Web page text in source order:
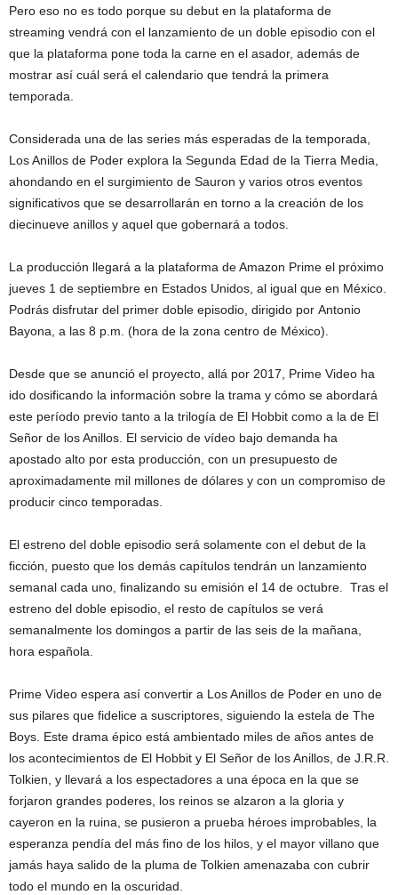
Pero eso no es todo porque su debut en la plataforma de
streaming vendrá con el lanzamiento de un doble episodio con el
que la plataforma pone toda la carne en el asador, además de
mostrar así cuál será el calendario que tendrá la primera
temporada.
Considerada una de las series más esperadas de la temporada,
Los Anillos de Poder explora la Segunda Edad de la Tierra Media,
ahondando en el surgimiento de Sauron y varios otros eventos
significativos que se desarrollarán en torno a la creación de los
diecinueve anillos y aquel que gobernará a todos.
La producción llegará a la plataforma de Amazon Prime el próximo
jueves 1 de septiembre en Estados Unidos, al igual que en México.
Podrás disfrutar del primer doble episodio, dirigido por Antonio
Bayona, a las 8 p.m. (hora de la zona centro de México).
Desde que se anunció el proyecto, allá por 2017, Prime Video ha
ido dosificando la información sobre la trama y cómo se abordará
este período previo tanto a la trilogía de El Hobbit como a la de El
Señor de los Anillos. El servicio de vídeo bajo demanda ha
apostado alto por esta producción, con un presupuesto de
aproximadamente mil millones de dólares y con un compromiso de
producir cinco temporadas.
El estreno del doble episodio será solamente con el debut de la
ficción, puesto que los demás capítulos tendrán un lanzamiento
semanal cada uno, finalizando su emisión el 14 de octubre. Tras el
estreno del doble episodio, el resto de capítulos se verá
semanalmente los domingos a partir de las seis de la mañana,
hora española.
Prime Video espera así convertir a Los Anillos de Poder en uno de
sus pilares que fidelice a suscriptores, siguiendo la estela de The
Boys. Este drama épico está ambientado miles de años antes de
los acontecimientos de El Hobbit y El Señor de los Anillos, de J.R.R.
Tolkien, y llevará a los espectadores a una época en la que se
forjaron grandes poderes, los reinos se alzaron a la gloria y
cayeron en la ruina, se pusieron a prueba héroes improbables, la
esperanza pendía del más fino de los hilos, y el mayor villano que
jamás haya salido de la pluma de Tolkien amenazaba con cubrir
todo el mundo en la oscuridad.